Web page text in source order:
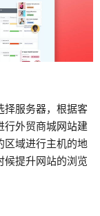
择服务器，根据客
行外贸商城网站建
区域进行主机的地
候提升网站的浏览